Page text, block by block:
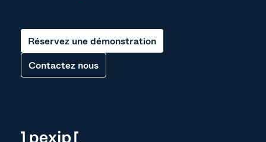
Réservez une démonstration
Contactez nous